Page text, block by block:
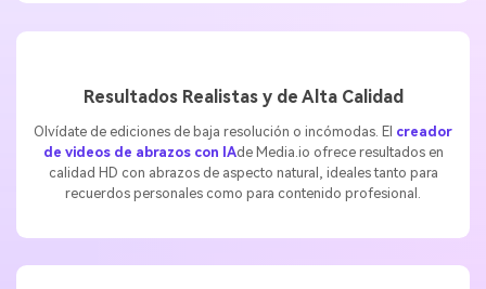
Olvídate de ediciones de baja resolución o incómodas. Elcreador
de videos de abrazos con IAde Media.io ofrece resultados en
calidad HD con abrazos de aspecto natural, ideales tanto para